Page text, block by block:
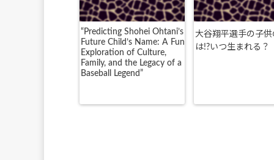
“Predicting Shohei Ohtani’s
Future Child’s Name: A Fun
Exploration of Culture,
Family, and the Legacy of a
Baseball Legend”
大谷翔平選手の子供
は!?いつ生まれる？